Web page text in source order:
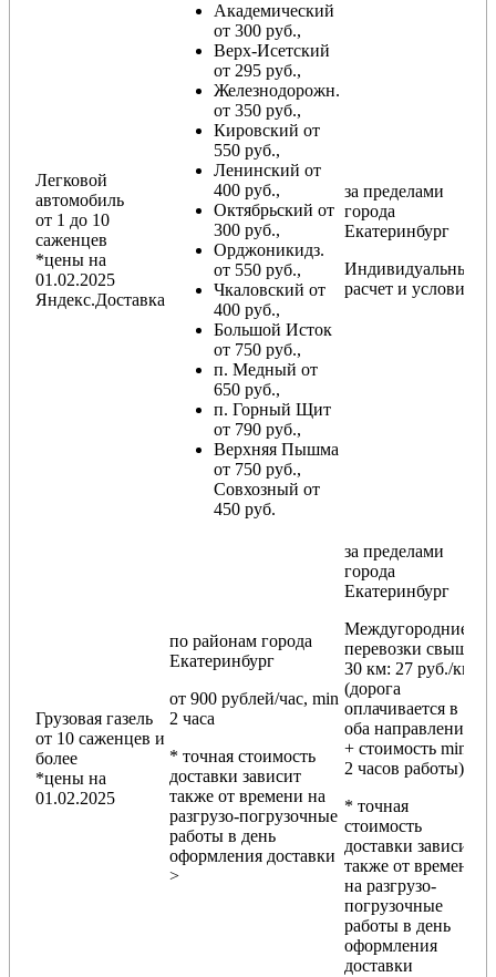
Легковой
автомобиль
от 1 до 10
саженцев
*цены на
01.02.2025
Яндекс.Доставка
Академический
от 300 руб.,
Верх-Исетский
от 295 руб.,
Железнодорожн.
от 350 руб.,
Кировский от
550 руб.,
Ленинский от
400 руб.,
Октябрьский от
300 руб.,
Орджоникидз.
от 550 руб.,
Чкаловский от
400 руб.,
Большой Исток
от 750 руб.,
п. Медный от
650 руб.,
п. Горный Щит
от 790 руб.,
Верхняя Пышма
от 750 руб.,
Совхозный от
450 руб.
за пределами
города
Екатеринбург
Индивидуальный
расчет и условия
Грузовая газель
от 10 саженцев и
более
*цены на
01.02.2025
по районам города
Екатеринбург
от 900 рублей/час, min
2 часа
* точная стоимость
доставки зависит
также от времени на
разгрузо-погрузочные
работы в день
оформления доставки
>
за пределами
города
Екатеринбург
Междугородние
перевозки свыше
30 км: 27 руб./км
(дорога
оплачивается в
оба направления
+ стоимость min
2 часов работы)
* точная
стоимость
доставки зависит
также от времени
на разгрузо-
погрузочные
работы в день
оформления
доставки